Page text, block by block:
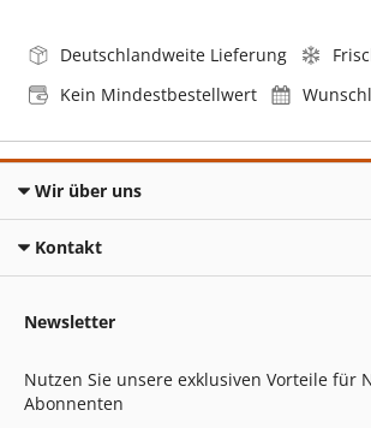
Deutschlandweite Lieferung
Kein Mindestbestellwert
Wir über uns
Kontakt
Newsletter
Nutzen Sie unsere exklusiven Vorteile für
Abonnenten